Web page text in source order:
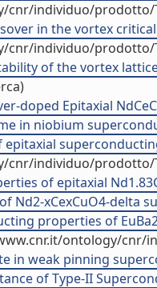
cnr/individuo/prodotto/
in the vortex
cnr/individuo/prodotto/
of the vortex
doped Epitaxial
in niobium
cnr/individuo/prodotto/
of epitaxial
Nd2-xCexCuO4-delta
properties of
ontology/cnr/
in weak pinning
of Type-II